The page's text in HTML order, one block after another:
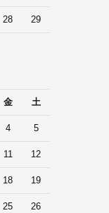
28 29
金 土
4 5
11 12
18 19
25 26